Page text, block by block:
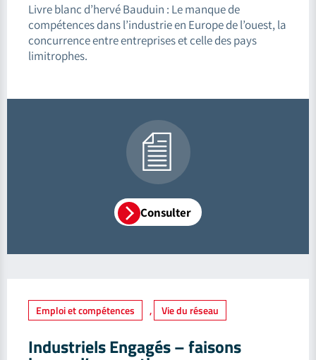
Livre blanc d’hervé Bauduin : Le manque de
compétences dans l’industrie en Europe de l’ouest, la
concurrence entre entreprises et celle des pays
limitrophes.
Consulter
Emploi et compétences , Vie du réseau
Industriels Engagés – faisons